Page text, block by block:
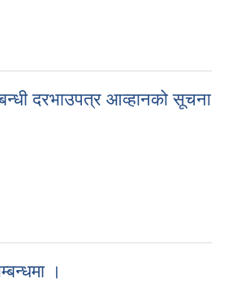
दरभाउपत्र आव्हानको सूचना
।